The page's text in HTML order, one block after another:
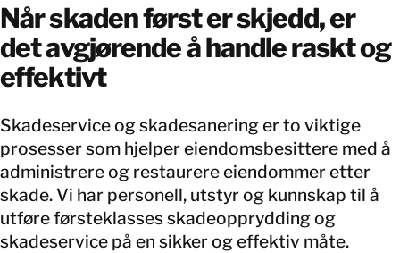
Når skaden først er skjedd, er
det avgjørende å handle raskt og
effektivt
Skadeservice og skadesanering er to viktige
prosesser som hjelper eiendomsbesittere med å
administrere og restaurere eiendommer etter
skade. Vi har personell, utstyr og kunnskap til å
utføre førsteklasses skadeopprydding og
skadeservice på en sikker og effektiv måte.